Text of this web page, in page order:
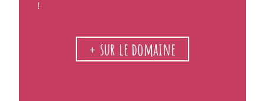
!
+ sur le domaine